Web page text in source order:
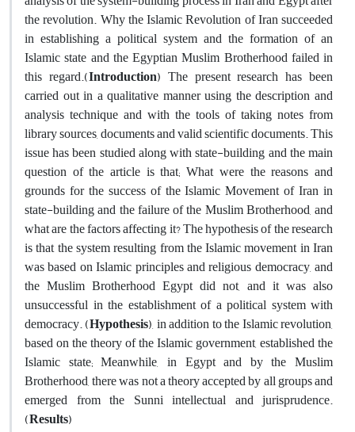
the revolution. Why the Islamic Revolution of Iran succeeded
in establishing a political system and the formation of an
Islamic state and the Egyptian Muslim Brotherhood failed in
this regard.(Introduction) The present research has been
carried out in a qualitative manner using the description and
analysis technique and with the tools of taking notes from
library sources, documents and valid scientific documents. This
issue has been studied along with state-building and the main
question of the article is that; What were the reasons and
grounds for the success of the Islamic Movement of Iran in
state-building and the failure of the Muslim Brotherhood, and
what are the factors affecting it? The hypothesis of the research
is that the system resulting from the Islamic movement in Iran
was based on Islamic principles and religious democracy,and
the Muslim Brotherhood Egypt did not, and it was also
unsuccessful in the establishment of a political system with
democracy. (Hypothesis), in addition to the Islamic revolution,
based on the theory of the Islamic government, established the
Islamic state; Meanwhile, in Egypt and by the Muslim
Brotherhood, there was not a theory accepted by all groups and
emerged from the Sunni intellectual and jurisprudence.
(Results)